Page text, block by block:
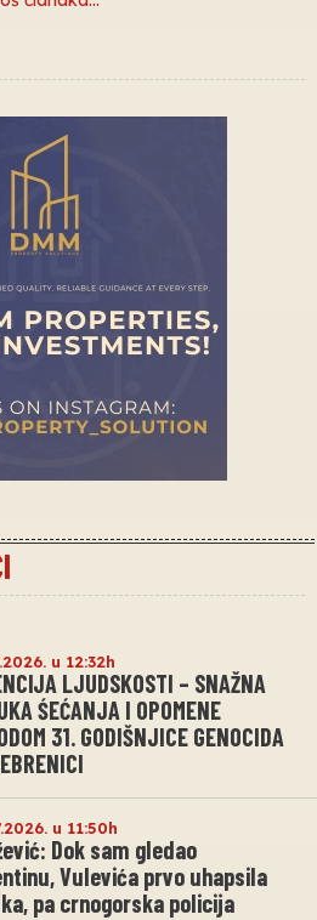
u 12:32h
LJUDSKOSTI – SNAŽNA
ŚEĆANJA I OPOMENE
31. GODIŠNJICE GENOCIDA
u 11:50h
Dok sam gledao
Vulevića prvo uhapsila
pa crnogorska policija